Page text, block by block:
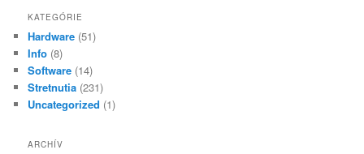
KATEGÓRIE
Hardware (51)
Info (8)
Software (14)
Stretnutia (231)
Uncategorized (1)
ARCHÍV